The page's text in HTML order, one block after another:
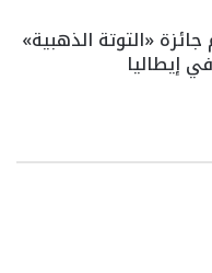
«التوتة الذهبية»
إيطاليا